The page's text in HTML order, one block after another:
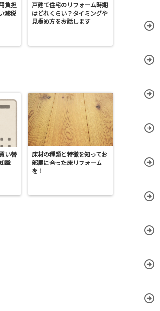
負担
減税
戸建て住宅のリフォーム時期
はどれくらい？タイミングや
見極め方をお話します
い替
識
床材の種類と特徴を知ってお
部屋に合った床リフォーム
を！